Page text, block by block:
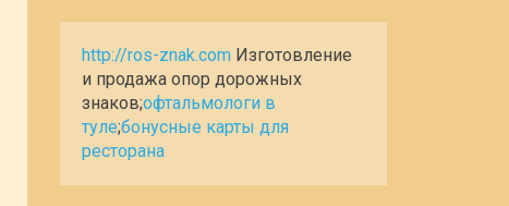
http://ros-znak.com Изготовление
и продажа опор дорожных
знаков;офтальмологи в
туле;бонусные карты для
ресторана